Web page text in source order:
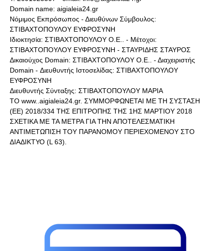
Domain name: aigialeia24.gr
Νόμιμος Εκπρόσωπος - Διευθύνων Σύμβουλος:
ΣΤΙΒΑΧΤΟΠΟΥΛΟΥ ΕΥΦΡΟΣΥΝΗ
Ιδιοκτησία: ΣΤΙΒΑΧΤΟΠΟΥΛΟΥ Ο.Ε.. - Μέτοχοι:
ΣΤΙΒΑΧΤΟΠΟΥΛΟΥ ΕΥΦΡΟΣΥΝΗ - ΣΤΑΥΡΙΔΗΣ ΣΤΑΥΡΟΣ
Δικαιούχος Domain: ΣΤΙΒΑΧΤΟΠΟΥΛΟΥ Ο.Ε.. - Διαχειριστής
Domain - Διευθυντής Ιστοσελίδας: ΣΤΙΒΑΧΤΟΠΟΥΛΟΥ
ΕΥΦΡΟΣΥΝΗ
Διευθυντής Σύνταξης: ΣΤΙΒΑΧΤΟΠΟΥΛΟΥ ΜΑΡΙΑ
ΤΟ www..aigialeia24.gr. ΣΥΜΜΟΡΦΩΝΕΤΑΙ ΜΕ ΤΗ ΣΥΣΤΑΣΗ
(ΕΕ) 2018/334 ΤΗΣ ΕΠΙΤΡΟΠΗΣ ΤΗΣ 1ΗΣ ΜΑΡΤΙΟΥ 2018
ΣΧΕΤΙΚΑ ΜΕ ΤΑ ΜΕΤΡΑ ΓΙΑ ΤΗΝ ΑΠΟΤΕΛΕΣΜΑΤΙΚΗ
ΑΝΤΙΜΕΤΩΠΙΣΗ ΤΟΥ ΠΑΡΑΝΟΜΟΥ ΠΕΡΙΕΧΟΜΕΝΟΥ ΣΤΟ
ΔΙΑΔΙΚΤΥΟ (L 63).